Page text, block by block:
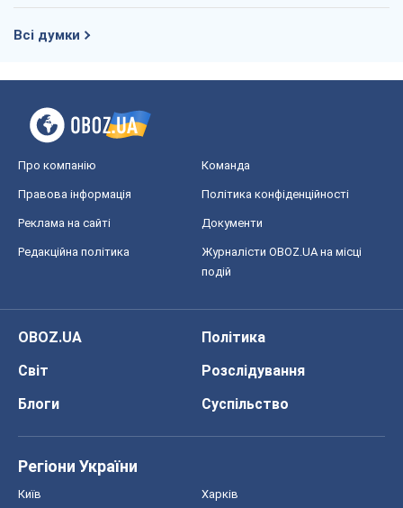
Всі думки
Про компанію Команда
Правова інформація Політика конфіденційності
Реклама на сайті Документи
Редакційна політика
Журналісти OBOZ.UA на місці
подій
OBOZ.UA
Політика
Світ
Розслідування
Блоги
Суспільство
Регіони України
Київ Харків